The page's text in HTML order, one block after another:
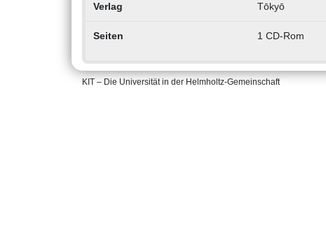
Verlag Tōkyō
Seiten 1 CD-Rom
KIT – Die Universität in der Helmholtz-Gemeinschaft